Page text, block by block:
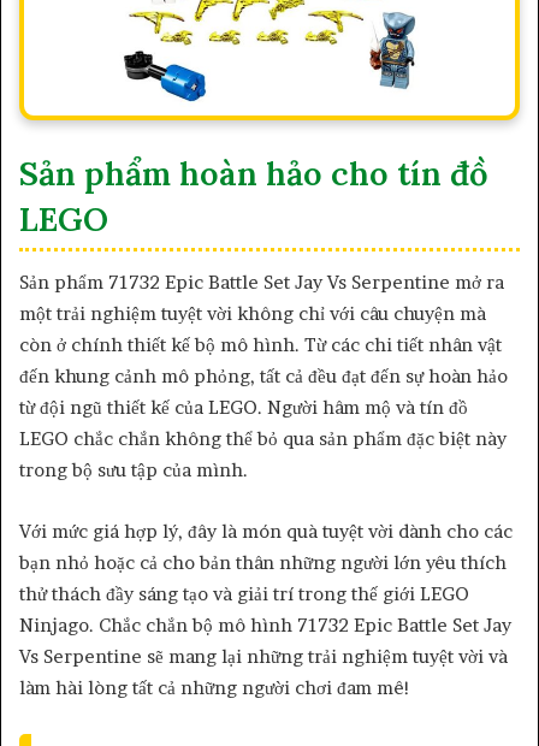
Sản phẩm hoàn hảo cho tín đồ
LEGO
Sản phẩm 71732 Epic Battle Set Jay Vs Serpentine mở ra
một trải nghiệm tuyệt vời không chỉ với câu chuyện mà
còn ở chính thiết kế bộ mô hình. Từ các chi tiết nhân vật
đến khung cảnh mô phỏng, tất cả đều đạt đến sự hoàn hảo
từ đội ngũ thiết kế của LEGO. Người hâm mộ và tín đồ
LEGO chắc chắn không thể bỏ qua sản phẩm đặc biệt này
trong bộ sưu tập của mình.
Với mức giá hợp lý, đây là món quà tuyệt vời dành cho các
bạn nhỏ hoặc cả cho bản thân những người lớn yêu thích
thử thách đầy sáng tạo và giải trí trong thế giới LEGO
Ninjago. Chắc chắn bộ mô hình 71732 Epic Battle Set Jay
Vs Serpentine sẽ mang lại những trải nghiệm tuyệt vời và
làm hài lòng tất cả những người chơi đam mê!